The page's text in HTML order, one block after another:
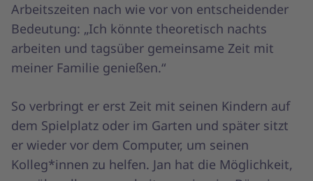
Arbeitszeiten nach wie vor von entscheidender
Bedeutung: „Ich könnte theoretisch nachts
arbeiten und tagsüber gemeinsame Zeit mit
meiner Familie genießen.“
So verbringt er erst Zeit mit seinen Kindern auf
dem Spielplatz oder im Garten und später sitzt
er wieder vor dem Computer, um seinen
Kolleg*innen zu helfen. Jan hat die Möglichkeit,